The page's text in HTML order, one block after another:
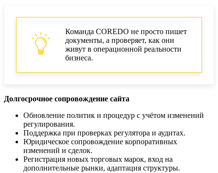
Команда COREDO не просто пишет
документы, а проверяет, как они
живут в операционной реальности
бизнеса.
Долгосрочное сопровождение сайта
Обновление политик и процедур с учётом изменений
регулирования.
Поддержка при проверках регулятора и аудитах.
Юридическое сопровождение корпоративных
изменений и сделок.
Регистрация новых торговых марок, вход на
дополнительные рынки, адаптация структуры.